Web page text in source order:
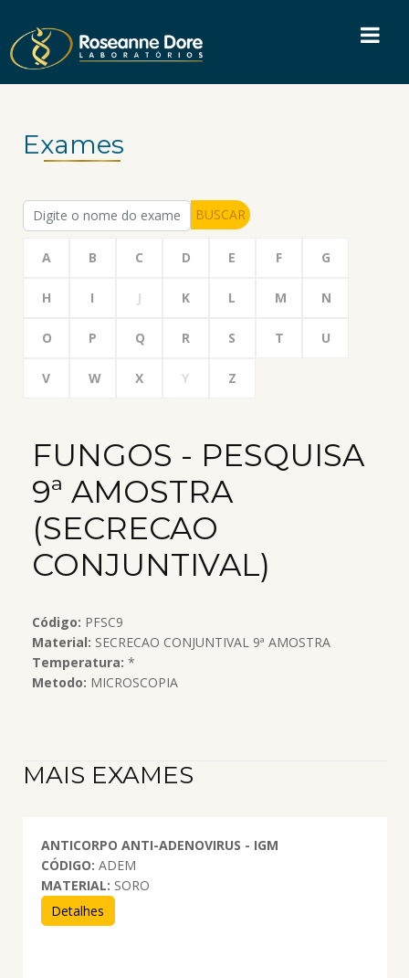
Exames
BUSCAR
A B C D E F G
H I J K L M N
O P Q R S T U
V W X Y Z
FUNGOS - PESQUISA
9ª AMOSTRA
(SECRECAO
CONJUNTIVAL)
Código: PFSC9
Material: SECRECAO CONJUNTIVAL 9ª AMOSTRA
Temperatura: *
Metodo: MICROSCOPIA
MAIS EXAMES
ANTICORPO ANTI-ADENOVIRUS - IGM
CÓDIGO: ADEM
MATERIAL: SORO
Detalhes